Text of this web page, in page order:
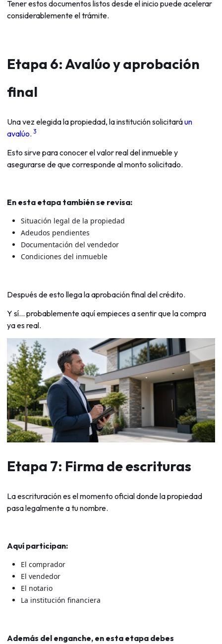
Tener estos documentos listos desde el inicio puede acelerar
considerablemente el trámite.
Etapa 6: Avalúo y aprobación
final
Una vez elegida la propiedad, la institución solicitaráun
avalúo. 3
Esto sirve para conocer el valor real del inmueble y
asegurarse de que corresponde al monto solicitado.
En esta etapa también se revisa:
Situación legal de la propiedad
Adeudos pendientes
Documentación del vendedor
Condiciones del inmueble
Después de esto llega la aprobación final del crédito.
Y sí… probablemente aquí empieces a sentir que la compra
ya es real.
Etapa 7: Firma de escrituras
La escrituración es el momento oficial donde la propiedad
pasa legalmente a tu nombre.
Aquí participan:
El comprador
El vendedor
El notario
La institución financiera
Además del enganche, en esta etapa debes